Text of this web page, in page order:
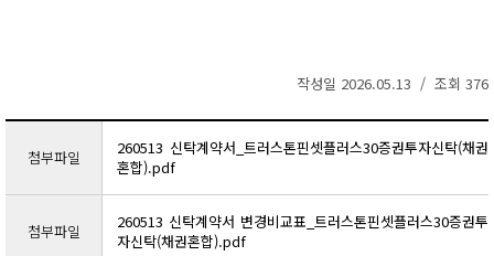
작성일 2026.05.13 / 조회 376
첨부파일
260513 신탁계약서_트러스톤핀셋플러스30증권투자신탁(채권
혼합).pdf
첨부파일
260513 신탁계약서 변경비교표_트러스톤핀셋플러스30증권투
자신탁(채권혼합).pdf